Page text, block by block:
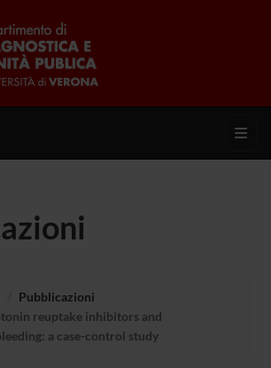
Pubblicazioni
reuptake inhibitors and
a case-control study